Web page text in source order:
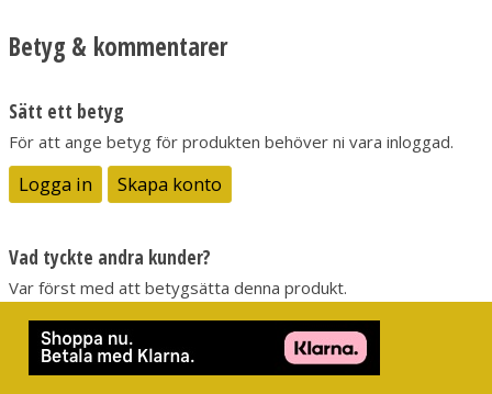
Betyg & kommentarer
Sätt ett betyg
För att ange betyg för produkten behöver ni vara inloggad.
Logga in Skapa konto
Vad tyckte andra kunder?
Var först med att betygsätta denna produkt.